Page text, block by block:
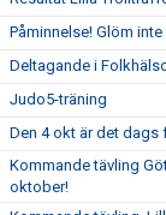
Påminnelse! Glöm
Deltagande i
Judo5-träning
Den 4 okt är det dags
Kommande tävling
oktober!